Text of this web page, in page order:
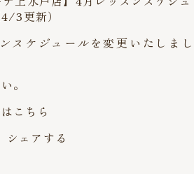
3更新）
スケジュールを変更いたしまし
。
こちら
シェアする